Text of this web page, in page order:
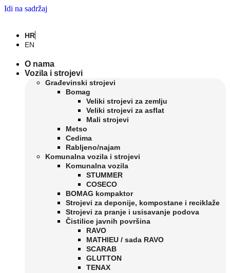
Idi na sadržaj
HR
EN
O nama
Vozila i strojevi
Građevinski strojevi
Bomag
Veliki strojevi za zemlju
Veliki strojevi za asflat
Mali strojevi
Metso
Cedima
Rabljeno/najam
Komunalna vozila i strojevi
Komunalna vozila
STUMMER
COSECO
BOMAG kompaktor
Strojevi za deponije, kompostane i reciklaže
Strojevi za pranje i usisavanje podova
Čistilice javnih površina
RAVO
MATHIEU / sada RAVO
SCARAB
GLUTTON
TENAX